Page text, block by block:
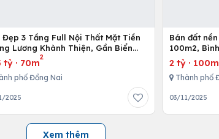
Đẹp 3 Tầng Full Nội Thất Mặt Tiền
Lương Khành Thiện, Gần Biển
Minh – Giá Mềm Khó Tin
tỷ · 70m
2
phố Đồng Nai
2025
Bán đất
100m2,
Nai, giá tốt
2 tỷ· 100m
Thành phố
03/11/2025
Xem thêm